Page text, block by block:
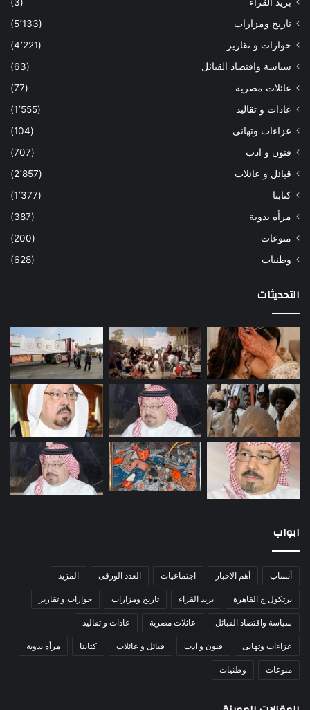
تاريخ ومزارات
(5٬133)
حوارات و تقارير
(4٬221)
سياسة واقتصاد القبائل
(63)
عائلات مصرية
(77)
عادات و تقاليد
(1٬555)
عزاءات وتهانى
(104)
فنون و ادب
(707)
قبائل و عائلات
(2٬857)
كتابنا
(1٬377)
مرأه بدوية
(387)
منوعات
(200)
وطنيات
(628)
التحديثات
ابواب
أنساب أهم الاخبار اجتماعيات العدد الورقى المزيد
برتكول ج القاهرة بريد القراء تاريخ ومزارات حوارات و تقارير
سياسة واقتصاد القبائل عائلات مصرية عادات و تقاليد
عزاءات وتهانى فنون و ادب قبائل و عائلات كتابنا مرأه بدوية
منوعات وطنيات